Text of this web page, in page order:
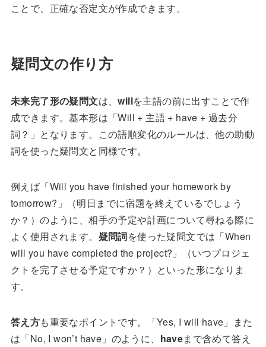
ことで、正確な否定文が作成できます。
疑問文の作り方
未来完了形の疑問文は、willを主語の前に出すことで作
成できます。基本形は「Will + 主語 + have + 過去分
詞？」となります。この語順変化のルールは、他の助動
詞を使った疑問文と同様です。
例えば「Will you have finished your homework by
tomorrow?」（明日までに宿題を終えているでしょう
か？）のように、相手の予定や計画について尋ねる際に
よく使用されます。 疑問詞を使った疑問文では「When
will you have completed the project?」（いつプロジェ
クトを完了させる予定ですか？）といった形になりま
す。
答え方も重要なポイントです。「Yes, I will have」また
は「No, I won’t have」のように、 haveまで含めて答え